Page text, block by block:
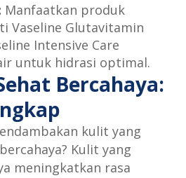
Manfaatkan produk
Vaseline Glutavitamin
Intensive Care
untuk hidrasi optimal.
Bercahaya:
kulit yang
Kulit yang
meningkatkan rasa